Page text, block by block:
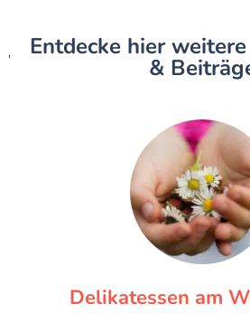
Entdecke hier
&
Delikatessen am